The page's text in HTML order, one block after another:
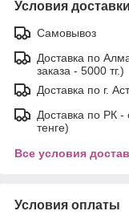
Условия доставки
Самовывоз
Доставка по
заказа - 5000 тг.)
Доставка по г.
Доставка по РК -
тенге)
Все условия
Условия оплаты